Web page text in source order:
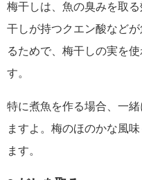
梅干しは、魚の臭みを取
干しが持つクエン酸など
るためで、梅干しの実を
す。
特に煮魚を作る場合、一
ますよ。梅のほのかな風
ます。